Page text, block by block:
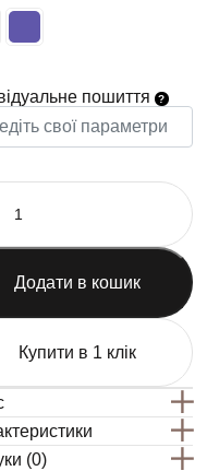
пошиття
Додати в кошик
Купити в 1 клік
(0)